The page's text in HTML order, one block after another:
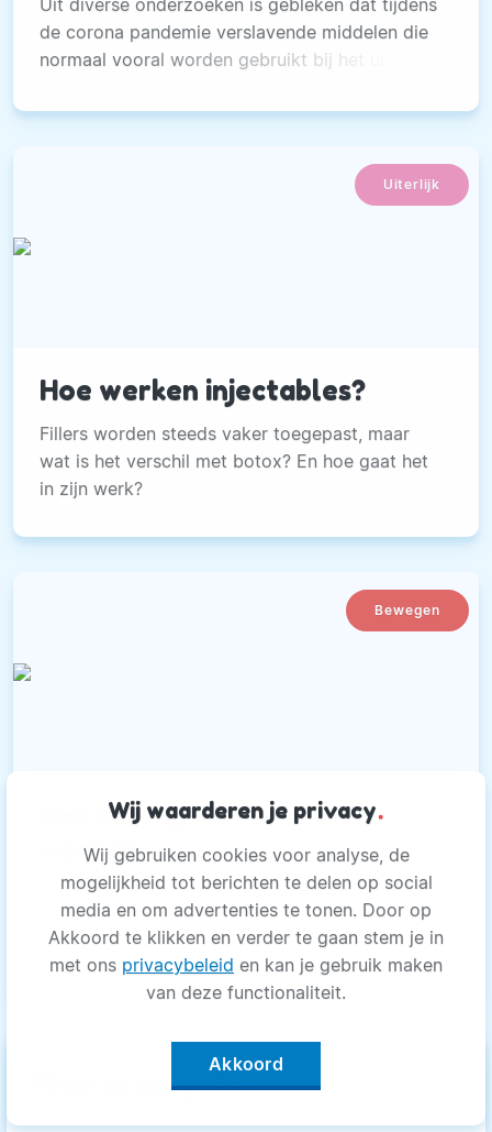
Filter op categoriekeyboard_arrow_up
Uit diverse onderzoeken is gebleken dat tijdens
de corona pandemie verslavende middelen die
normaal vooral worden gebruikt bij het uitgaan,
Uiterlijk
Hoe werken injectables?
Fillers worden steeds vaker toegepast, maar
wat is het verschil met botox? En hoe gaat het
in zijn werk?
Bewegen
Het belang van soepele
voeten
Onze voeten bevatten 26 afzonderlijke
beenderen, 33 gewrichten, 107 ligamenten, 19
spieren en pezen waarmee bijzonder
ingewikkelde bewegingen gemaakt worden.
Wij waarderen je privacy.
Wij gebruiken cookies voor analyse, de
mogelijkheid tot berichten te delen op social
media en om advertenties te tonen. Door op
Akkoord te klikken en verder te gaan stem je in
met ons privacybeleid en kan je gebruik maken
van deze functionaliteit.
Akkoord